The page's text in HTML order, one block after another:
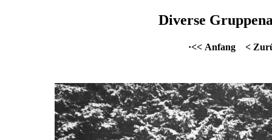
Diverse
·<< Anfang <